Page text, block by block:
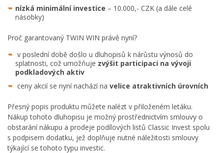
nízká minimální investice – 10.000,- CZK (a dále celé
násobky)
Proč garantovaný TWIN WIN právě nyní?
v poslední době došlo u dluhopisů k nárůstu výnosů do
splatnosti, což umožňuje zvýšit participaci na vývoji
podkladových aktiv
ceny akcií se nyní nachází na velice atraktivních úrovních
Přesný popis produktu můžete nalézt v přiloženém letáku.
Nákup tohoto dluhopisu je možný prostřednictvím smlouvy o
obstarání nákupu a prodeje podílových listů Classic Invest spolu
s podpisem dodatku, jež doplňuje nutné náležitosti smlouvy
týkající se tohoto typu investic.